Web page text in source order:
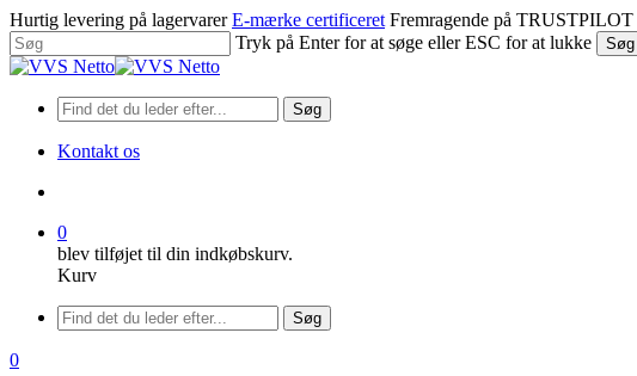
Spring
til
hovedindhold
Hurtig levering på lagervarer E-mærke certificeret Fremragende på TRUSTPILOT
Tryk på Enter for at søge eller ESC for at lukke
Søg
Luk
Søg
Kontakt os
0
blev tilføjet til din indkøbskurv.
Kurv
Menu
Søg
søge
0